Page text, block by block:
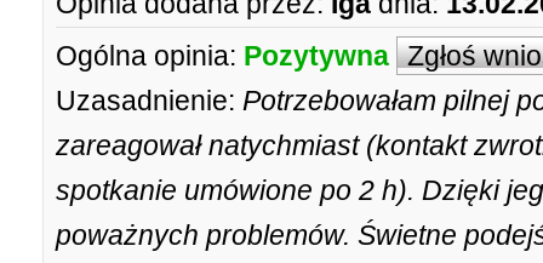
Ogólna opinia: Pozytywna Zgłoś
Uzasadnienie: Potrzebowałam pilnej
zareagował natychmiast (kontakt
spotkanie umówione po 2 h). Dzięki
poważnych problemów. Świetne